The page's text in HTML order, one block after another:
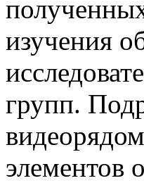
изучения
групп.
элементов